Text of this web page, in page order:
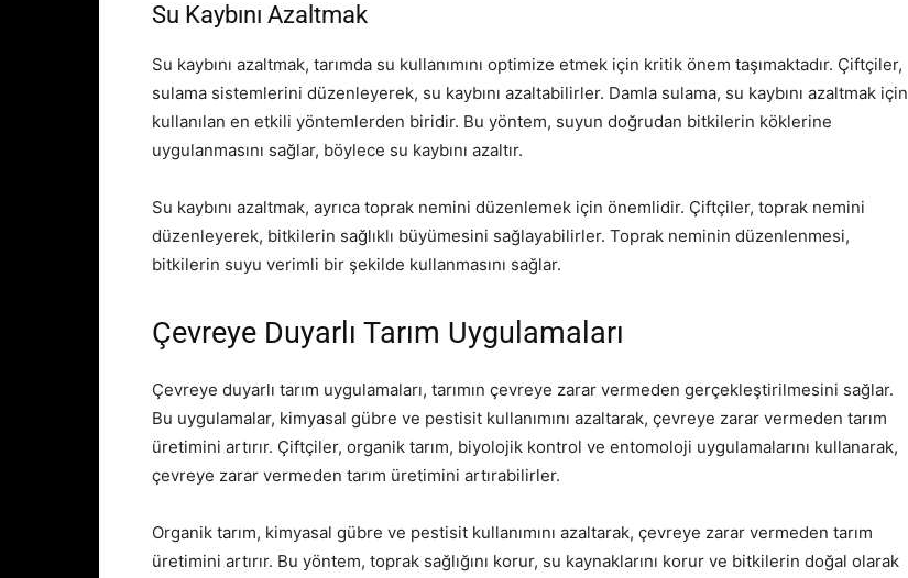
Su Kaybını Azaltmak
Su kaybını azaltmak, tarımda su kullanımını optimize etmek için kritik önem taşımaktadır. Çiftçiler,
sulama sistemlerini düzenleyerek, su kaybını azaltabilirler. Damla sulama, su kaybını azaltmak için
kullanılan en etkili yöntemlerden biridir. Bu yöntem, suyun doğrudan bitkilerin köklerine
uygulanmasını sağlar, böylece su kaybını azaltır.
Su kaybını azaltmak, ayrıca toprak nemini düzenlemek için önemlidir. Çiftçiler, toprak nemini
düzenleyerek, bitkilerin sağlıklı büyümesini sağlayabilirler. Toprak neminin düzenlenmesi,
bitkilerin suyu verimli bir şekilde kullanmasını sağlar.
Çevreye Duyarlı Tarım Uygulamaları
Çevreye duyarlı tarım uygulamaları, tarımın çevreye zarar vermeden gerçekleştirilmesini sağlar.
Bu uygulamalar, kimyasal gübre ve pestisit kullanımını azaltarak, çevreye zarar vermeden tarım
üretimini artırır. Çiftçiler, organik tarım, biyolojik kontrol ve entomoloji uygulamalarını kullanarak,
çevreye zarar vermeden tarım üretimini artırabilirler.
Organik tarım, kimyasal gübre ve pestisit kullanımını azaltarak, çevreye zarar vermeden tarım
üretimini artırır. Bu yöntem, toprak sağlığını korur, su kaynaklarını korur ve bitkilerin doğal olarak